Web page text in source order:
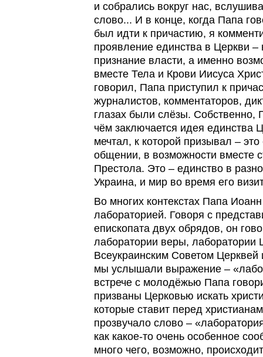
и собрались вокруг нас,
слово... И в конце, когда Папа
был идти к причастию, я
проявление единства в Церкви
признание власти, а именно
вместе Тела и Крови Иисуса
говорил, Папа приступил к
журналистов, комментаторов,
глазах были слёзы. Собственно,
чём заключается идея единства
мечтал, к которой призывал –
общении, в возможности вместе
Престола. Это – единство в
Украина, и мир во время его
Во многих контекстах Папа
лабораторией. Говоря с
епископата двух обрядов, он
лаборатории веры, лаборатории
Всеукраинским Советом Церквей
мы услышали выражение –
встрече с молодёжью Папа
призваны Церковью искать
которые ставит перед
прозвучало слово –
как какое-то очень особенное
много чего, возможно,